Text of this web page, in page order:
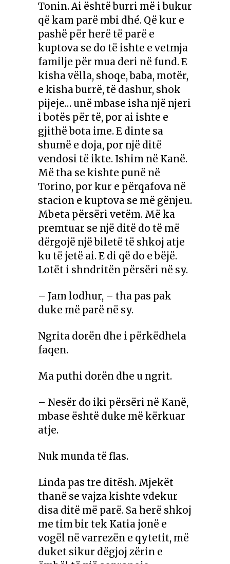
Tonin. Ai është burri më i bukur
që kam parë mbi dhé. Që kur e
pashë për herë të parë e
kuptova se do të ishte e vetmja
familje për mua deri në fund. E
kisha vëlla, shoqe, baba, motër,
e kisha burrë, të dashur, shok
pijeje… unë mbase isha një njeri
i botës për të, por ai ishte e
gjithë bota ime.E dinte sa
shumë e doja, por një ditë
vendosi të ikte. Ishim në Kanë.
Më tha se kishte punë në
Torino, por kur e përqafova në
stacion e kuptova se më gënjeu.
Mbeta përsëri vetëm. Më ka
premtuar se një ditë do të më
dërgojë një biletë të shkoj atje
ku të jetë ai. E di që do e bëjë.
Lotët i shndritën përsëri në sy.
– Jam lodhur, – tha pas pak
duke më parë në sy.
Ngrita dorën dhe i përkëdhela
faqen.
Ma puthi dorën dhe u ngrit.
– Nesër do iki përsëri në Kanë,
mbase është duke më kërkuar
atje.
Nuk munda të flas.
Linda pas tre ditësh. Mjekët
thanë se vajza kishte vdekur
disa ditë më parë. Sa herë shkoj
me tim bir tek Katia jonë e
vogël në varrezën e qytetit, më
duket sikur dëgjoj zërin e